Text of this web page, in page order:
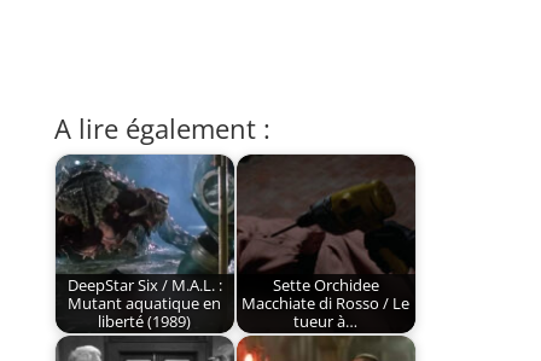
A lire également :
DeepStar Six / M.A.L. :
Mutant aquatique en
liberté (1989)
Sette Orchidee
Macchiate di Rosso / Le
tueur à…